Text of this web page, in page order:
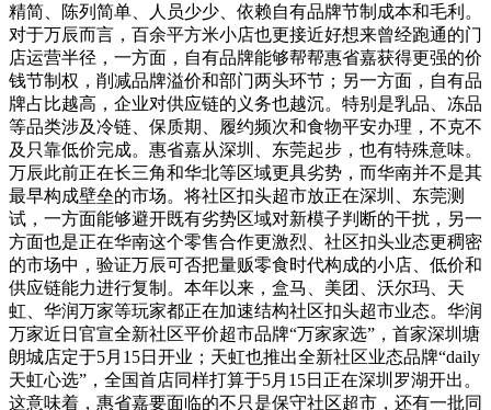
精简、陈列简单、人员少少、依赖自有品牌节制成本和毛利。
对于万辰而言，百余平方米小店也更接近好想来曾经跑通的门
店运营半径，一方面，自有品牌能够帮帮惠省嘉获得更强的价
钱节制权，削减品牌溢价和部门两头环节；另一方面，自有品
牌占比越高，企业对供应链的义务也越沉。特别是乳品、冻品
等品类涉及冷链、保质期、履约频次和食物平安办理，不克不
及只靠低价完成。惠省嘉从深圳、东莞起步，也有特殊意味。
万辰此前正在长三角和华北等区域更具劣势，而华南并不是其
最早构成壁垒的市场。将社区扣头超市放正在深圳、东莞测
试，一方面能够避开既有劣势区域对新模子判断的干扰，另一
方面也是正在华南这个零售合作更激烈、社区扣头业态更稠密
的市场中，验证万辰可否把量贩零食时代构成的小店、低价和
供应链能力进行复制。本年以来，盒马、美团、沃尔玛、天
虹、华润万家等玩家都正在加速结构社区扣头超市业态。华润
万家近日官宣全新社区平价超市品牌“万家家选”，首家深圳塘
朗城店定于5月15日开业；天虹也推出全新社区业态品牌“daily
天虹心选”，全国首店同样打算于5月15日正在深圳罗湖开出。
这意味着，惠省嘉要面临的不只是保守社区超市，还有一批同